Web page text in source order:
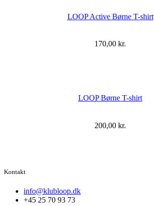
LOOP Active Børne T-shirt
170,00 kr.
LOOP Børne T-shirt
200,00 kr.
Kontakt
info@klubloop.dk
+45 25 70 93 73